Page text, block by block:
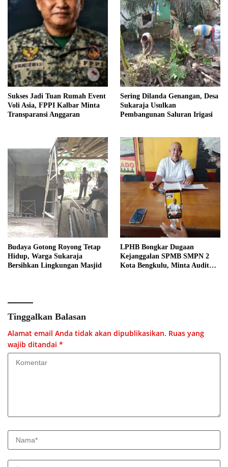
Sukses Jadi Tuan Rumah Event
Voli Asia, FPPI Kalbar Minta
Transparansi Anggaran
Sering Dilanda Genangan, Desa
Sukaraja Usulkan
Pembangunan Saluran Irigasi
Budaya Gotong Royong Tetap
Hidup, Warga Sukaraja
Bersihkan Lingkungan Masjid
LPHB Bongkar Dugaan
Kejanggalan SPMB SMPN 2
Kota Bengkulu, Minta Audit
Tinggalkan Balasan
Alamat email Anda tidak akan dipublikasikan. Ruas yang
wajib ditandai *